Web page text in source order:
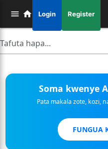
Login Register
Soma kwenye
Pata makala zote, kozi,
FUNGUA